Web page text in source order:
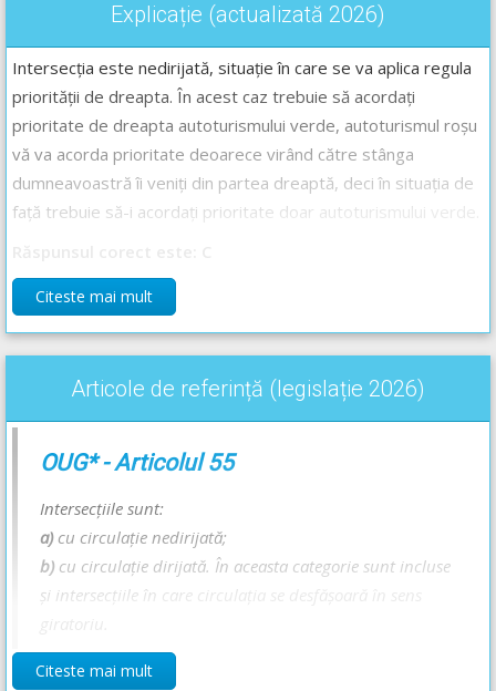
Explicație (actualizată 2026)
Intersecția este nedirijată, situație în care se va aplica regula
priorității de dreapta. În acest caz trebuie să acordați
prioritate de dreapta autoturismului verde, autoturismul roșu
vă va acorda prioritate deoarece virând către stânga
dumneavoastră îi veniți din partea dreaptă, deci în situația de
față trebuie să-i acordați prioritate doar autoturismului verde.
Regula priorității de dreapta, cazurile în care se aplică și
exemple concrete - Lecție Audio-Video -->Codul Rutier -
Prioritatea de trecere acordată prin lege
Citeste mai mult
Articole de referință (legislație 2026)
OUG* - Articolul 55
Intersecțiile sunt:
a)cu circulație nedirijată;
b) cu circulație dirijată. În aceasta categorie sunt incluse
și intersecțiile în care circulația se desfășoară în sens
Citeste mai mult